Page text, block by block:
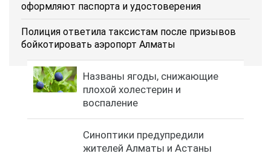
оформляют паспорта и удостоверения
Полиция ответила таксистам после призывов
бойкотировать аэропорт Алматы
Названы ягоды, снижающие
плохой холестерин и
воспаление
Синоптики предупредили
жителей Алматы и Астаны